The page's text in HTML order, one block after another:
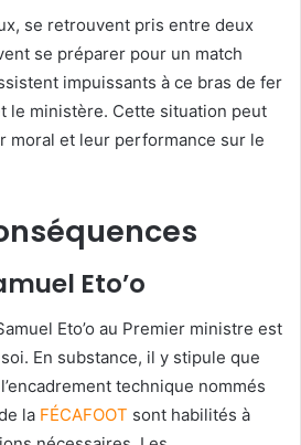
se retrouvent pris entre deux
se préparer pour un match
impuissants à ce bras de fer
le ministère. Cette situation peut
moral et leur performance sur le
Eto’o
Eto’o au Premier ministre est
En substance, il y stipule que
technique nommés
la FÉCAFOOT sont habilités à